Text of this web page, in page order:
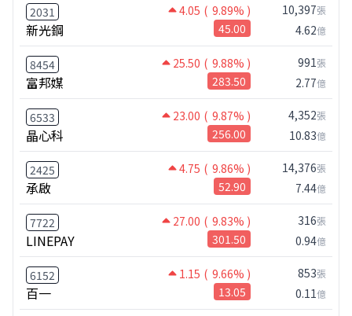
2031 4.05 ( 9.89% )
新光鋼 45.00
10,397張
4.62億
8454 25.50 ( 9.88% )
富邦媒 283.50
991張
2.77億
6533 23.00 ( 9.87% )
晶心科 256.00
4,352張
10.83億
2425 4.75 ( 9.86% )
承啟 52.90
14,376張
7.44億
7722 27.00 ( 9.83% )
LINEPAY 301.50
316張
0.94億
6152 1.15 ( 9.66% )
百一 13.05
853張
0.11億